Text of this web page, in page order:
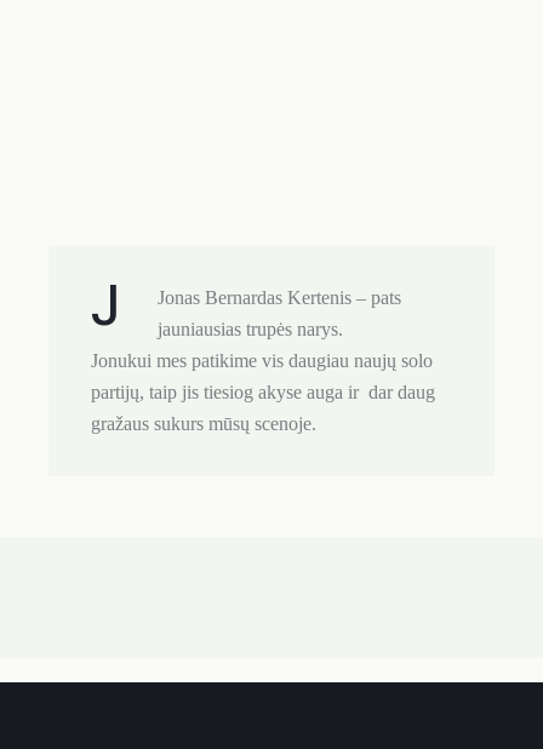
J
Jonas Bernardas Kertenis – pats
jauniausias trupės narys.
Jonukui mes patikime vis daugiau naujų solo
partijų, taip jis tiesiog akyse auga ir dar daug
gražaus sukurs mūsų scenoje.